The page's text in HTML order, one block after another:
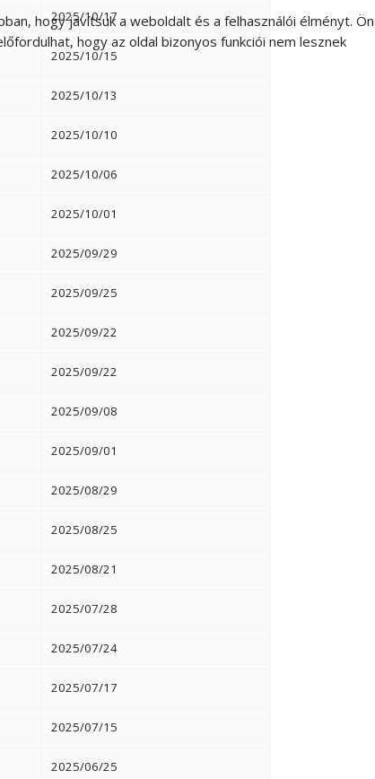
2025/10/17
2025/10/15
2025/10/13
2025/10/10
2025/10/06
2025/10/01
2025/09/29
2025/09/25
2025/09/22
2025/09/22
2025/09/08
2025/09/01
2025/08/29
2025/08/25
2025/08/21
2025/07/28
2025/07/24
2025/07/17
2025/07/15
2025/06/25
hogy javítsuk a weboldalt és a felhasználói élményt. Ön
hogy az oldal bizonyos funkciói nem lesznek